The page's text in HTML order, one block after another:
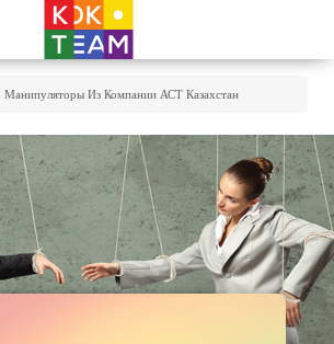
содержанию
Манипуляторы Из Компании АСТ Казахстан